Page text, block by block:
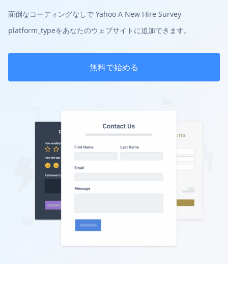
面倒なコーディングなしで Yahoo A New Hire Survey
platform_typeをあなたのウェブサイトに追加できます。
無料で始める